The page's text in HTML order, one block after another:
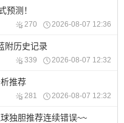
预测！
270 2026-08-07 12:36
附历史记录
339 2026-08-07 12:32
推荐
281 2026-08-07 12:32
独胆推荐连续错误~~